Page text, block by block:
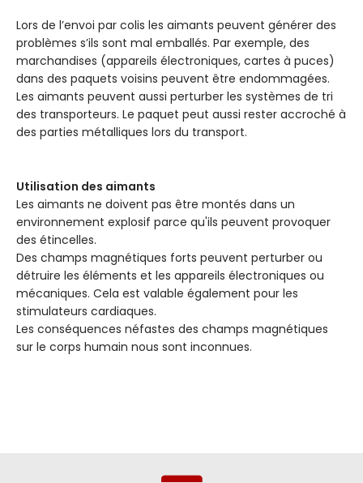
Lors de l’envoi par colis les aimants peuvent générer des
problèmes s’ils sont mal emballés. Par exemple, des
marchandises (appareils électroniques, cartes à puces)
dans des paquets voisins peuvent être endommagées.
Les aimants peuvent aussi perturber les systèmes de tri
des transporteurs. Le paquet peut aussi rester accroché à
des parties métalliques lors du transport.
Utilisation des aimants
Les aimants ne doivent pas être montés dans un
environnement explosif parce qu'ils peuvent provoquer
des étincelles.
Des champs magnétiques forts peuvent perturber ou
détruire les éléments et les appareils électroniques ou
mécaniques. Cela est valable également pour les
stimulateurs cardiaques.
Les conséquences néfastes des champs magnétiques
sur le corps humain nous sont inconnues.